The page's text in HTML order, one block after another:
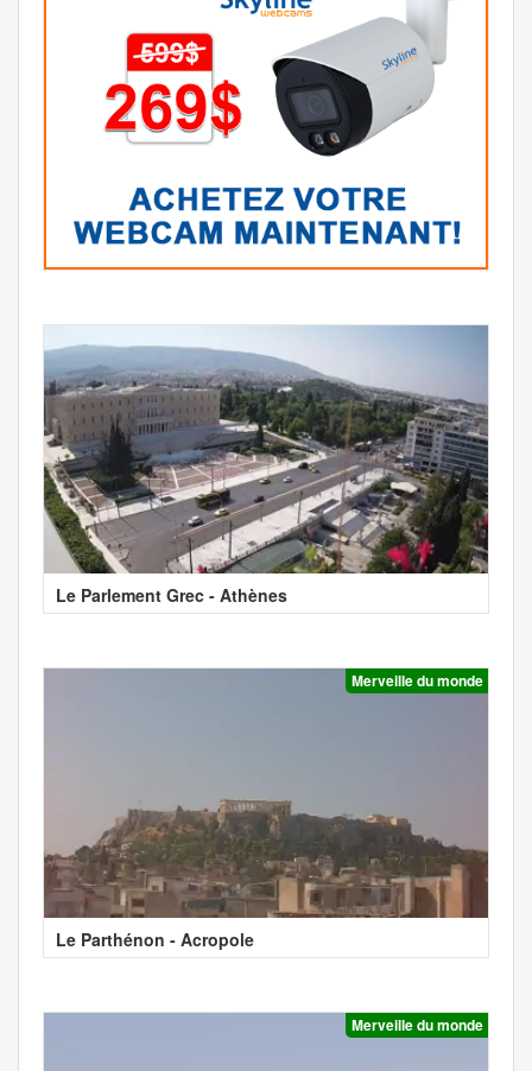
Le Parlement Grec - Athènes
Merveille du monde
Le Parthénon - Acropole
Merveille du monde